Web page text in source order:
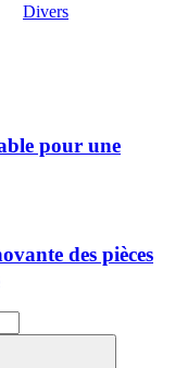
Divers
pour une
des pièces